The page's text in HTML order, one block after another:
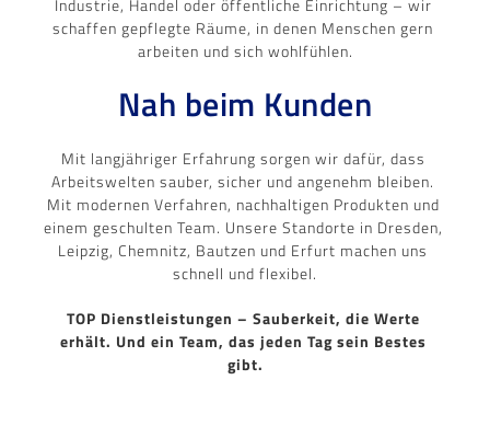
Industrie, Handel oder öffentliche Einrichtung – wir
schaffen gepflegte Räume, in denen Menschen gern
arbeiten und sich wohlfühlen.
Nah beim Kunden
Mit langjähriger Erfahrung sorgen wir dafür, dass
Arbeitswelten sauber, sicher und angenehm bleiben.
Mit modernen Verfahren, nachhaltigen Produkten und
einem geschulten Team. Unsere Standorte in Dresden,
Leipzig, Chemnitz, Bautzen und Erfurt machen uns
schnell und flexibel.
TOP Dienstleistungen – Sauberkeit, die Werte
erhält. Und ein Team, das jeden Tag sein Bestes
gibt.